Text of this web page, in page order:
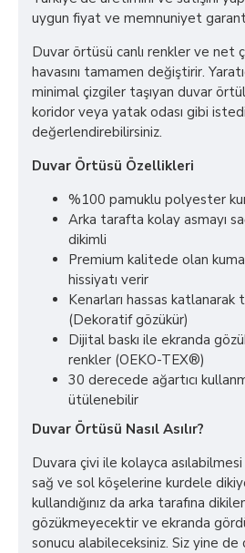
uygun fiyat ve memnuniyet
Duvar örtüsü canlı renkler ve net
havasını tamamen değiştirir.
minimal çizgiler taşıyan duvar
koridor veya yatak odası gibi
değerlendirebilirsiniz.
Duvar Örtüsü Özellikleri
%100 pamuklu polyester
Arka tarafta kolay asmayı
dikimli
Premium kalitede olan
hissiyatı verir
Kenarları hassas katlanarak
(Dekoratif gözükür)
Dijital baskı ile ekranda
renkler (OEKO-TEX®)
30 derecede ağartıcı
ütülenebilir
Duvar Örtüsü Nasıl Asılır?
Duvara çivi ile kolayca asılabilmesi
sağ ve sol köşelerine kurdele
kullandığınız da arka tarafına
gözükmeyecektir ve ekranda
sonucu alabileceksiniz. Siz yine de